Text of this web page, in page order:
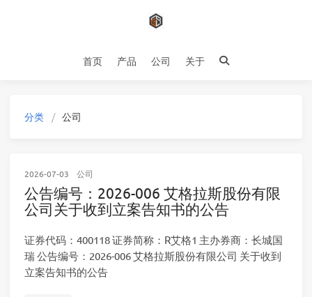
首页 产品 公司 关于
分类 公司
2026-07-03 公司
公告编号：2026-006 艾格拉斯股份有限
公司关于收到立案告知书的公告
证券代码：400118 证券简称：R艾格1 主办券商：长城国
瑞 公告编号：2026-006 艾格拉斯股份有限公司 关于收到
立案告知书的公告